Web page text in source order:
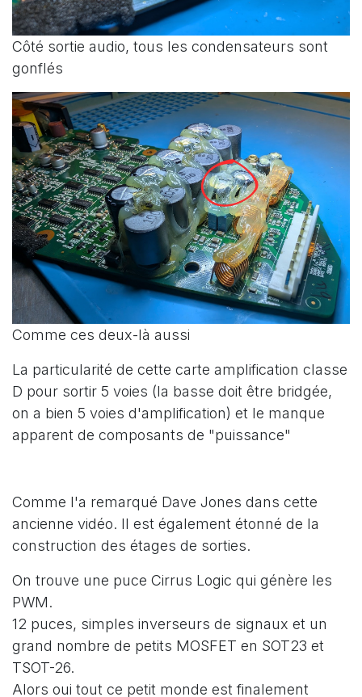
Côté sortie audio, tous les condensateurs sont
gonflés
Comme ces deux-là aussi
La particularité de cette carte amplification classe
D pour sortir 5 voies (la basse doit être bridgée,
on a bien 5 voies d'amplification) et le manque
apparent de composants de "puissance"
Comme l'a remarqué Dave Jones dans cette
ancienne vidéo. Il est également étonné de la
construction des étages de sorties.
On trouve une puce Cirrus Logic qui génère les
PWM.
12 puces, simples inverseurs de signaux et un
grand nombre de petits MOSFET en SOT23 et
TSOT-26.
Alors oui tout ce petit monde est finalement